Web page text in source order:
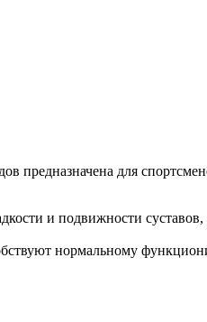
предназначена для
и подвижности
нормальному